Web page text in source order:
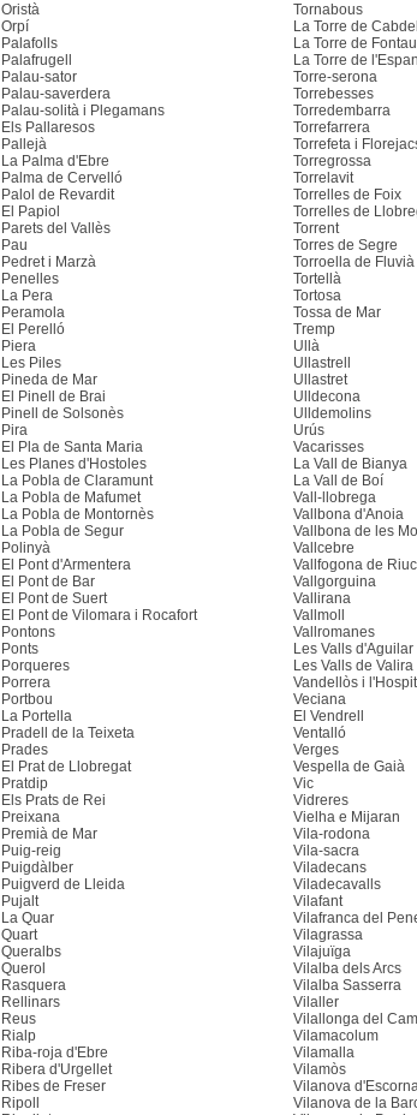
Oristà
Orpí
Palafolls
Palafrugell
Palau-sator
Palau-saverdera
Palau-solità i Plegamans
Els Pallaresos
Pallejà
La Palma d'Ebre
Palma de Cervelló
Palol de Revardit
El Papiol
Parets del Vallès
Pau
Pedret i Marzà
Penelles
La Pera
Peramola
El Perelló
Piera
Les Piles
Pineda de Mar
El Pinell de Brai
Pinell de Solsonès
Pira
El Pla de Santa Maria
Les Planes d'Hostoles
La Pobla de Claramunt
La Pobla de Mafumet
La Pobla de Montornès
La Pobla de Segur
Polinyà
El Pont d'Armentera
El Pont de Bar
El Pont de Suert
El Pont de Vilomara i Rocafort
Pontons
Ponts
Porqueres
Porrera
Portbou
La Portella
Pradell de la Teixeta
Prades
El Prat de Llobregat
Pratdip
Els Prats de Rei
Preixana
Premià de Mar
Puig-reig
Puigdàlber
Puigverd de Lleida
Pujalt
La Quar
Quart
Queralbs
Querol
Rasquera
Rellinars
Reus
Rialp
Riba-roja d'Ebre
Ribera d'Urgellet
Ribes de Freser
Ripoll
Tornabous
La Torre de
La Torre de
La Torre de
Torre-serona
Torrebesses
Torredembarra
Torrefarrera
Torrefeta i
Torregrossa
Torrelavit
Torrelles de Foix
Torrelles de
Torrent
Torres de Segre
Torroella de Fluvià
Tortellà
Tortosa
Tossa de Mar
Tremp
Ullà
Ullastrell
Ullastret
Ulldecona
Ulldemolins
Urús
Vacarisses
La Vall de Bianya
La Vall de Boí
Vall-llobrega
Vallbona d'Anoia
Vallbona de les
Vallcebre
Vallfogona de
Vallgorguina
Vallirana
Vallmoll
Vallromanes
Les Valls d'Aguilar
Les Valls de Valira
Vandellòs i
Veciana
El Vendrell
Ventalló
Verges
Vespella de Gaià
Vic
Vidreres
Vielha e Mijaran
Vila-rodona
Vila-sacra
Viladecans
Viladecavalls
Vilafant
Vilafranca del
Vilagrassa
Vilajuïga
Vilalba dels Arcs
Vilalba Sasserra
Vilaller
Vilallonga del
Vilamacolum
Vilamalla
Vilamòs
Vilanova
Vilanova de la